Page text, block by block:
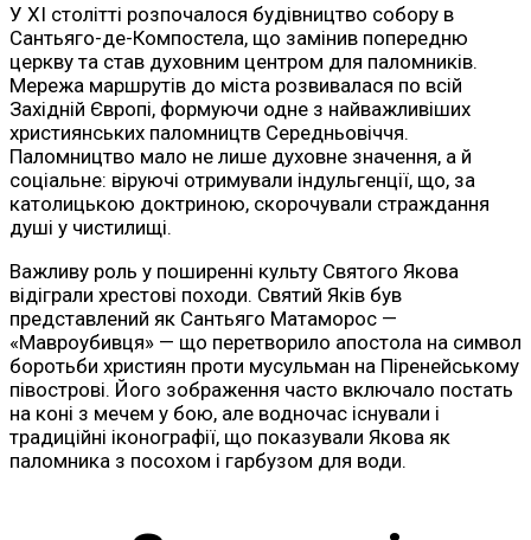
У XI столітті розпочалося будівництво собору в
Сантьяго-де-Компостела, що замінив попередню
церкву та став духовним центром для паломників.
Мережа маршрутів до міста розвивалася по всій
Західній Європі, формуючи одне з найважливіших
християнських паломництв Середньовіччя.
Паломництво мало не лише духовне значення, а й
соціальне: віруючі отримували індульгенції, що, за
католицькою доктриною, скорочували страждання
душі у чистилищі.
Важливу роль у поширенні культу Святого Якова
відіграли хрестові походи. Святий Яків був
представлений як Сантьяго Матаморос —
«Мавроубивця» — що перетворило апостола на символ
боротьби християн проти мусульман на Піренейському
півострові. Його зображення часто включало постать
на коні з мечем у бою, але водночас існували і
традиційні іконографії, що показували Якова як
паломника з посохом і гарбузом для води.